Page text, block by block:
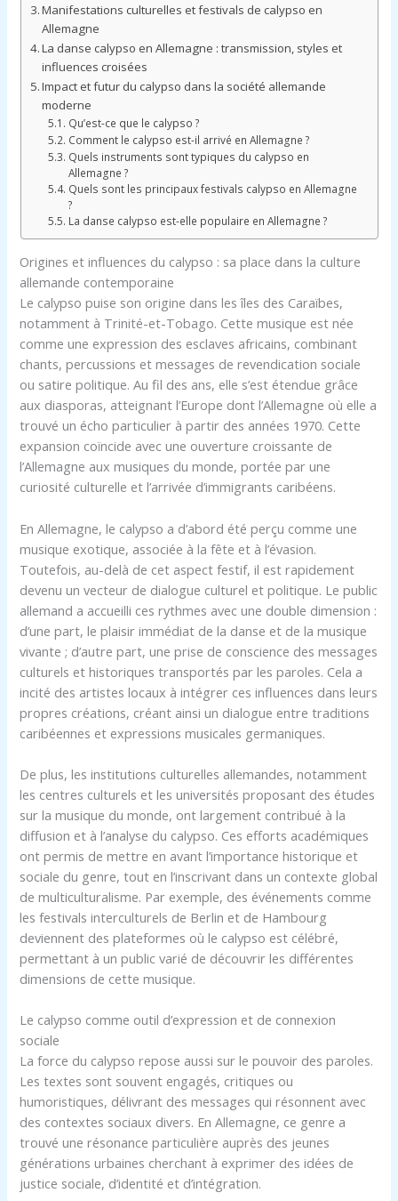
Manifestations culturelles et festivals de calypso en
Allemagne
La danse calypso en Allemagne : transmission, styles et
influences croisées
Impact et futur du calypso dans la société allemande
moderne
Qu’est-ce que le calypso ?
Comment le calypso est-il arrivé en Allemagne ?
Quels instruments sont typiques du calypso en
Allemagne ?
Quels sont les principaux festivals calypso en Allemagne
?
La danse calypso est-elle populaire en Allemagne ?
Origines et influences du calypso : sa place dans la culture
allemande contemporaine
Le calypso puise son origine dans les îles des Caraïbes,
notamment à Trinité-et-Tobago. Cette musique est née
comme une expression des esclaves africains, combinant
chants, percussions et messages de revendication sociale
ou satire politique. Au fil des ans, elle s’est étendue grâce
aux diasporas, atteignant l’Europe dont l’Allemagne où elle a
trouvé un écho particulier à partir des années 1970. Cette
expansion coïncide avec une ouverture croissante de
l’Allemagne aux musiques du monde, portée par une
curiosité culturelle et l’arrivée d’immigrants caribéens.
En Allemagne, le calypso a d’abord été perçu comme une
musique exotique, associée à la fête et à l’évasion.
Toutefois, au-delà de cet aspect festif, il est rapidement
devenu un vecteur de dialogue culturel et politique. Le public
allemand a accueilli ces rythmes avec une double dimension :
d’une part, le plaisir immédiat de la danse et de la musique
vivante ; d’autre part, une prise de conscience des messages
culturels et historiques transportés par les paroles. Cela a
incité des artistes locaux à intégrer ces influences dans leurs
propres créations, créant ainsi un dialogue entre traditions
caribéennes et expressions musicales germaniques.
De plus, les institutions culturelles allemandes, notamment
les centres culturels et les universités proposant des études
sur la musique du monde, ont largement contribué à la
diffusion et à l’analyse du calypso. Ces efforts académiques
ont permis de mettre en avant l’importance historique et
sociale du genre, tout en l’inscrivant dans un contexte global
de multiculturalisme. Par exemple, des événements comme
les festivals interculturels de Berlin et de Hambourg
deviennent des plateformes où le calypso est célébré,
permettant à un public varié de découvrir les différentes
dimensions de cette musique.
Le calypso comme outil d’expression et de connexion
sociale
La force du calypso repose aussi sur le pouvoir des paroles.
Les textes sont souvent engagés, critiques ou
humoristiques, délivrant des messages qui résonnent avec
des contextes sociaux divers. En Allemagne, ce genre a
trouvé une résonance particulière auprès des jeunes
générations urbaines cherchant à exprimer des idées de
justice sociale, d’identité et d’intégration.